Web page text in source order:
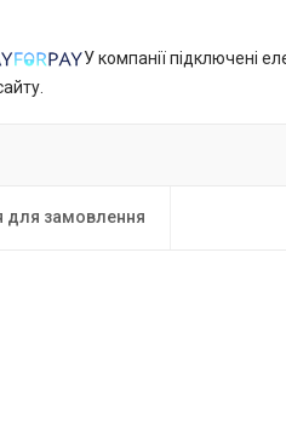
У компанії підключені
для замовлення